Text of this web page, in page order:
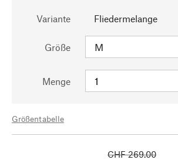
Variante Fliedermelange
Größe
Menge
Größentabelle
CHF 269.00